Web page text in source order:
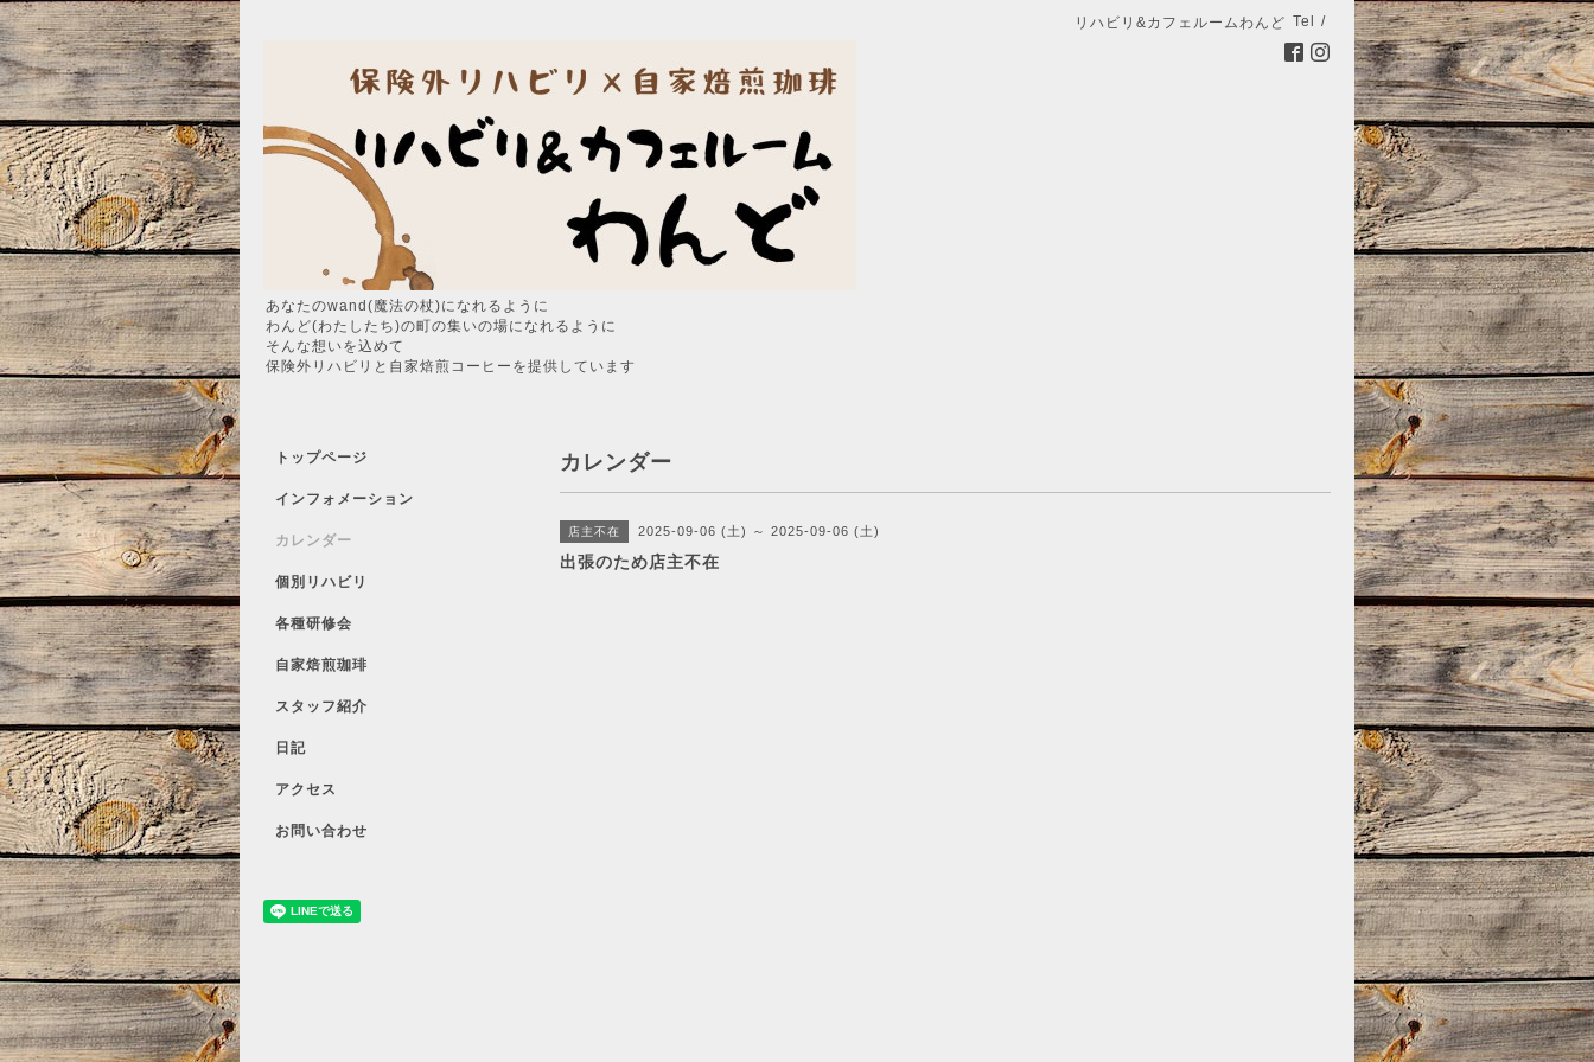
リハビリ&カフェルームわんど Tel /
あなたのwand(魔法の杖)になれるように
わんど(わたしたち)の町の集いの場になれるように
そんな想いを込めて
保険外リハビリと自家焙煎コーヒーを提供しています
カレンダー
店主不在 2025-09-06 (土) ～ 2025-09-06 (土)
出張のため店主不在
トップページ
インフォメーション
カレンダー
個別リハビリ
各種研修会
自家焙煎珈琲
スタッフ紹介
日記
アクセス
お問い合わせ